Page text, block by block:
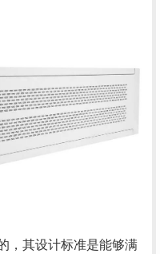
，其设计标准是能够满